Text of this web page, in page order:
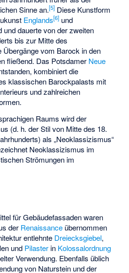
Sinne an.[5] Diese Kunstform
Englands[6] und
und dauerte von der zweiten
bis zur Mitte des
Übergänge vom Barock in den
fließend. Das Potsdamer Neue
kombiniert die
klassischen Barockpalasts mit
und zahlreichen
Raums wird der
(d. h. der Stil von Mitte des 18.
als „Neoklassizismus“
Neoklassizismus im
Strömungen im
für Gebäudefassaden waren
der Renaissance übernommen
entlehnte Dreiecksgiebel,
und Pilaster in Kolossalordnung
Verwendung. Ebenfalls üblich
von Naturstein und der